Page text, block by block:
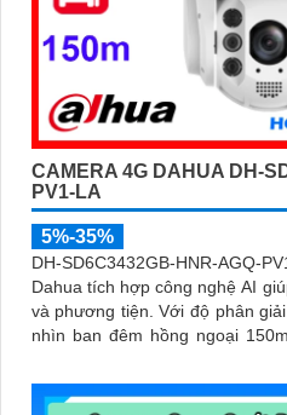
CAMERA 4G DAHUA DH-
PV1-LA
5%-35%
DH-SD6C3432GB-HNR-
Dahua tích hợp công nghệ AI
và phương tiện. Với độ phân giải 4MP, zoom quang 32x, tầm
nhìn ban đêm hồng ngoại